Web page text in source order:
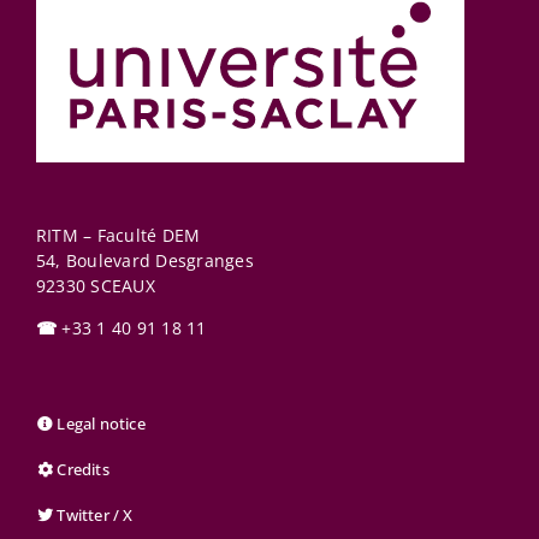
RITM – Faculté DEM
54, Boulevard Desgranges
92330 SCEAUX
☎ +33 1 40 91 18 11
Legal notice
Credits
Twitter / X